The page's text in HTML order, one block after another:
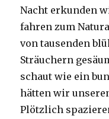
Nacht erkunden
fahren zum
von tausenden
Sträuchern
schaut wie ein
hätten wir
Plötzlich